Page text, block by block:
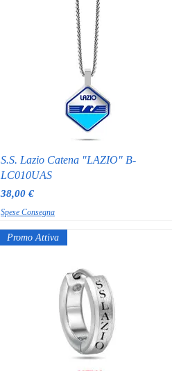
S.S. Lazio Catena "LAZIO" B-
LC010UAS
Prezzo
38,00 €
Spese Consegna
Promo Attiva